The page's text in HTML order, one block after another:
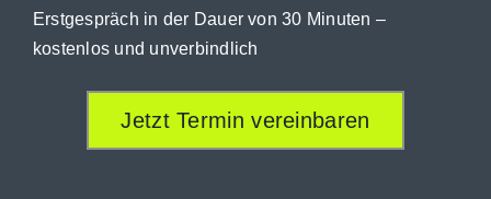
Erstgespräch in der Dauer von 30 Minuten –
kostenlos und unverbindlich
Jetzt Termin vereinbaren